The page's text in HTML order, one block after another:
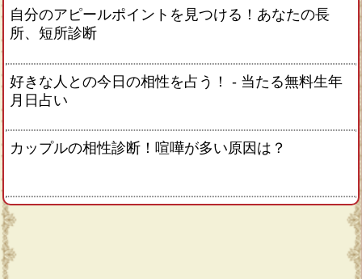
自分のアピールポイントを見つける！あなたの長
所、短所診断
好きな人との今日の相性を占う！ ‐ 当たる無料生年
月日占い
カップルの相性診断！喧嘩が多い原因は？